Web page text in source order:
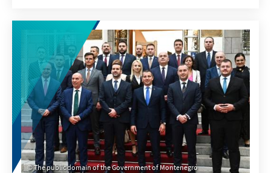
Massenschießereien in Belgrad und
Mladenovac im Mai 2023 und der
zunehmenden Eskalation mit dem Kosovo
zugespitzt haben. Die kurze und intensive
Wahlkampfphase ist von einer gesteigerten
Polarisierung gekennzeichnet. Unabhängig
vom Wahlausgang steht Serbien im
kommenden Jahr vor immensen innen- und
außenpolitischen Herausforderungen.
The public domain of the Government of Montenegro